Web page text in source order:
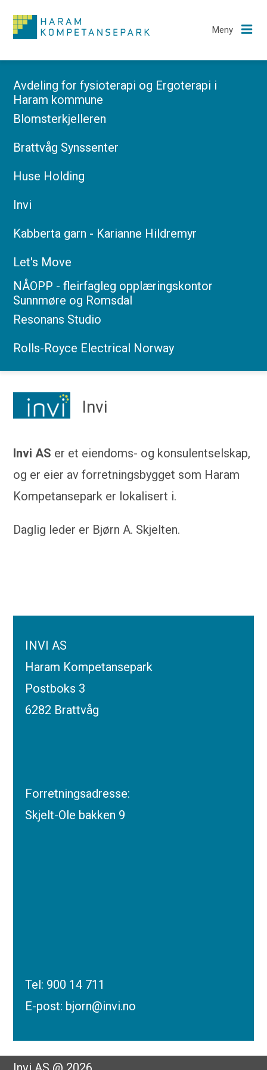
Meny
Nytt
Om oss
Avdeling for fysioterapi og Ergoterapi i
Haram kommune
Blomsterkjelleren
Brattvåg Synssenter
Huse Holding
​Invi
Kabberta garn - Karianne Hildremyr
Let's Move
NÅOPP - fleirfagleg opplæringskontor
Sunnmøre og Romsdal
Resonans Studio
Rolls-Royce Electrical Norway
​Invi
Invi AS er et eiendoms- og konsulentselskap,
og er eier av forretningsbygget som Haram
Kompetansepark er lokalisert i.
Daglig leder er Bjørn A. Skjelten.
INVI AS
Haram Kompetansepark
Postboks 3
6282 Brattvåg
Forretningsadresse:
Skjelt-Ole bakken 9
Tel: 900 14 711
E-post: bjorn@invi.no